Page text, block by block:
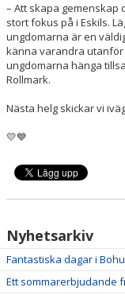
– Att skapa gemenskap
stort fokus på i Eskils.
ungdomarna är en
känna varandra utanför
ungdomarna hänga
Rollmark.
Nästa helg skickar vi iväg
💛💙
Nyhetsarkiv
Fantastiska dagar i
Ett sommarerbjudande